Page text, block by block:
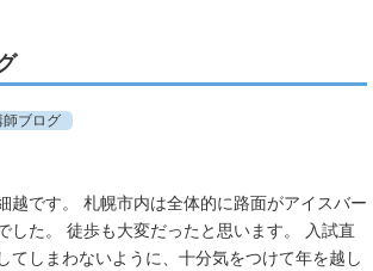
師ブログ
越です。 札幌市内は全体的に路面がアイスバー
した。 徒歩も大変だったと思います。 入試直
てしまわないように、十分気をつけて年を越し